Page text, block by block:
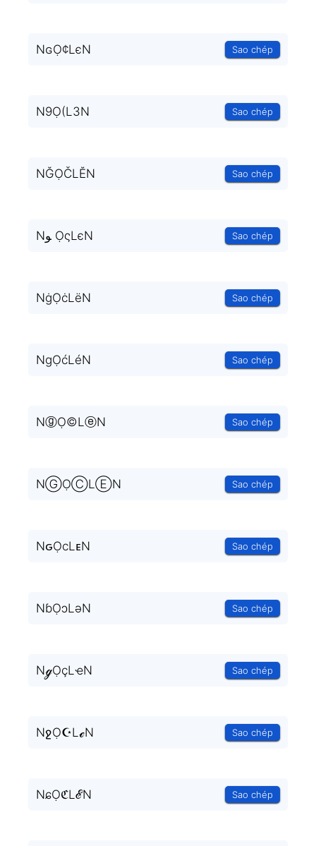
NɢỌ¢LєN Sao chép
N9Ọ(L3N Sao chép
NĞỌČLĔN Sao chép
Nﻮ ỌςLєN Sao chép
NġỌċLëN Sao chép
NgỌćLéN Sao chép
NⓖỌ©LⓔN Sao chép
NⒼỌⒸLⒺN Sao chép
NԍỌcLᴇN Sao chép
NɓỌɔLǝN Sao chép
NℊỌçLҽN Sao chép
NջỌ☪LℯN Sao chép
NɕỌℭLℰN Sao chép